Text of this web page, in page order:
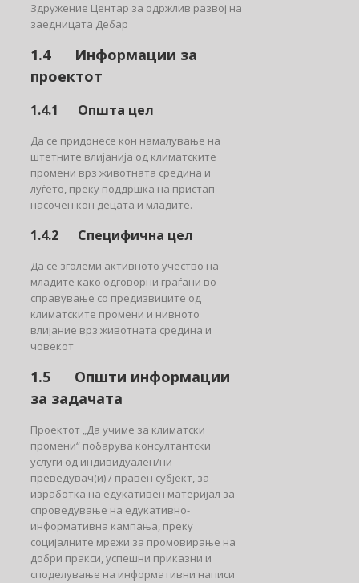
Здружение Центар за одржлив развој на
заедницата Дебар
1.4 Информации за
проектот
1.4.1 Општа цел
Да се придонесе кон намалување на
штетните влијанија од климатските
промени врз животната средина и
луѓето, преку поддршка на пристап
насочен кон децата и младите.
1.4.2 Специфична цел
Да се зголеми активното учество на
младите како одговорни граѓани во
справување со предизвиците од
климатските промени и нивното
влијание врз животната средина и
човекот
1.5 Општи информации
за задачата
Проектот „Да учиме за климатски
промени“ побарува консултантски
услуги од индивидуален/ни
преведувач(и) / правен субјект, за
изработка на едукативен материјал за
спроведување на едукативно-
информативна кампања, преку
социјалните мрежи за промовирање на
добри пракси, успешни приказни и
споделување на информативни написи